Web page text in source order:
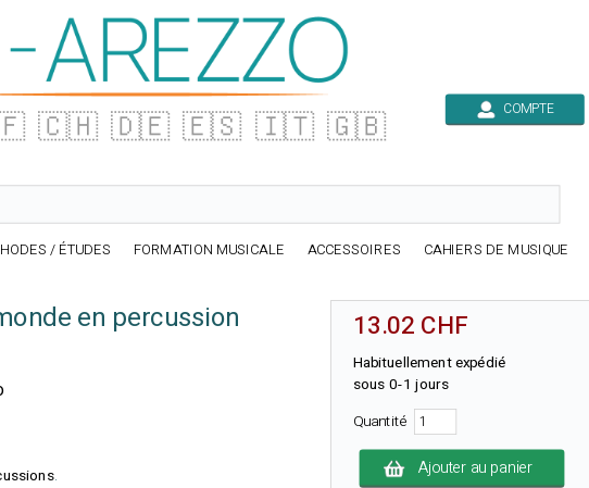
🇨🇭 🇩🇪 🇪🇸 🇮🇹 🇬🇧 COMPTE
/ ÉTUDES FORMATION MUSICALE ACCESSOIRES CAHIERS DE MUSIQUE
en percussion
.
13.02 CHF
Habituellement expédié
sous 0-1 jours
Quantité
Ajouter au panier